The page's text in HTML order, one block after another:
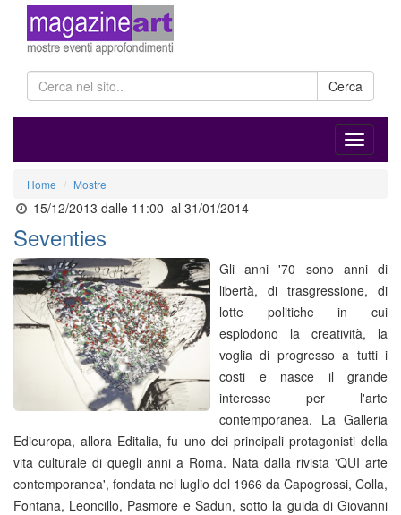
Cerca
Home Mostre
15/12/2013 dalle 11:00 al 31/01/2014
Seventies
Gli anni '70 sono anni di
libertà, di trasgressione, di
lotte politiche in cui
esplodono la creatività, la
voglia di progresso a tutti i
costi e nasce il grande
interesse per l'arte
contemporanea. La Galleria
Edieuropa, allora Editalia, fu uno dei principali protagonisti della
vita culturale di quegli anni a Roma. Nata dalla rivista 'QUI arte
contemporanea', fondata nel luglio del 1966 da Capogrossi, Colla,
Fontana, Leoncillo, Pasmore e Sadun, sotto la guida di Giovanni